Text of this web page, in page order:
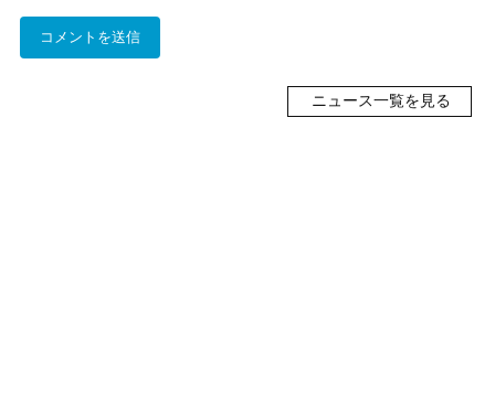
ニュース一覧を見る